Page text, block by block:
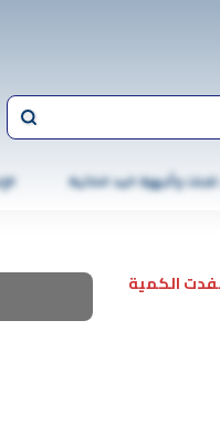
وأجهزة اليد الذكية
الكمية